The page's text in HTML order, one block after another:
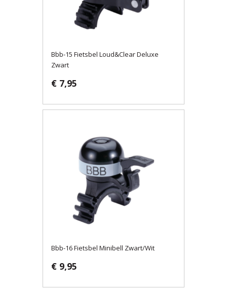
Bbb-15 Fietsbel Loud&Clear Deluxe
Zwart
€ 7,95
Bbb-16 Fietsbel Minibell Zwart/Wit
€ 9,95